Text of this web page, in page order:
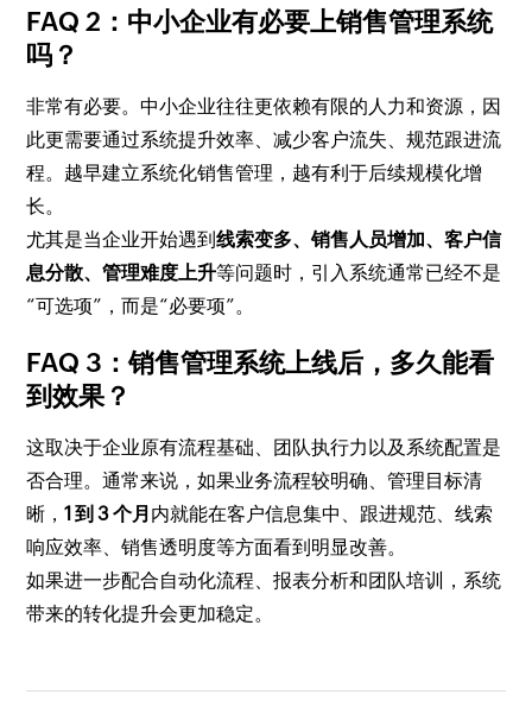
FAQ 2：中小企业有必要上销售管理系统
吗？
非常有必要。中小企业往往更依赖有限的人力和资源，因
此更需要通过系统提升效率、减少客户流失、规范跟进流
程。越早建立系统化销售管理，越有利于后续规模化增
长。
尤其是当企业开始遇到线索变多、销售人员增加、客户信
息分散、管理难度上升等问题时，引入系统通常已经不是
“可选项”，而是“必要项”。
FAQ 3：销售管理系统上线后，多久能看
到效果？
这取决于企业原有流程基础、团队执行力以及系统配置是
否合理。通常来说，如果业务流程较明确、管理目标清
晰，1 到 3 个月 内就能在客户信息集中、跟进规范、线索
响应效率、销售透明度等方面看到明显改善。
如果进一步配合自动化流程、报表分析和团队培训，系统
带来的转化提升会更加稳定。